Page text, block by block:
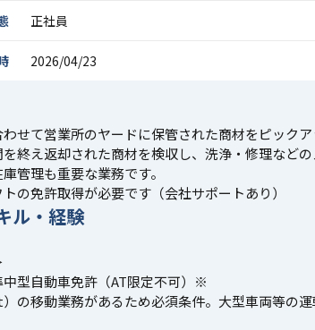
正社員
2026/04/23
せて営業所のヤードに保管された商材をピックア
終え返却された商材を検収し、洗浄・修理などの
管理も重要な業務です。
の免許取得が必要です（会社サポートあり）
ル・経験
型自動車免許（AT限定不可）※
の移動業務があるため必須条件。大型車両等の運